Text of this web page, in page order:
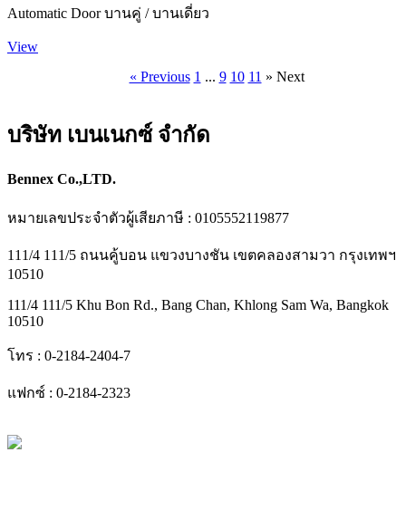
Automatic Door บานคู่ / บานเดี่ยว
View
« Previous 1 ... 9 10 11 » Next
บริษัท เบนเนกซ์ จำกัด
Bennex Co.,LTD.
หมายเลขประจำตัวผู้เสียภาษี : 0105552119877
111/4 111/5 ถนนคู้บอน แขวงบางชัน เขตคลองสามวา กรุงเทพฯ
10510
111/4 111/5 Khu Bon Rd., Bang Chan, Khlong Sam Wa, Bangkok
10510
โทร : 0-2184-2404-7
แฟกซ์ : 0-2184-2323